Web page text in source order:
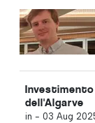
dell'Algarve
in - 03 Aug